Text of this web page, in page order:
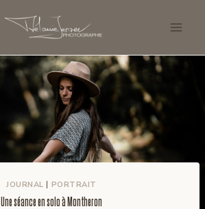
JOURNAL PORTRAIT
Une séance en solo à Montheron